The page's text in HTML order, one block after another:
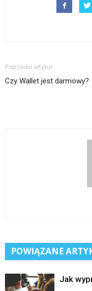
Poprzedni artykuł
Czy Wallet jest darmowy?
POWIĄZANE
Jak